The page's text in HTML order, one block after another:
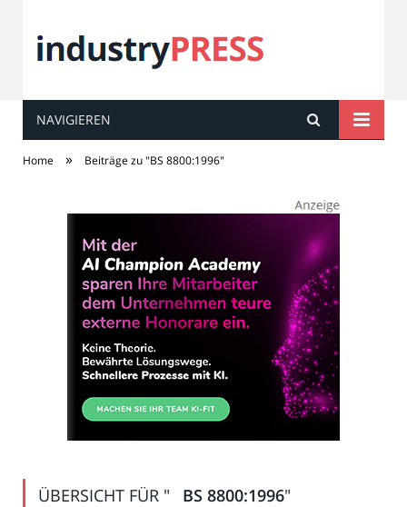
industryPRESS
NAVIGIEREN
Home » Beiträge zu "BS 8800:1996"
ÜBERSICHT FÜR " BS 8800:1996"